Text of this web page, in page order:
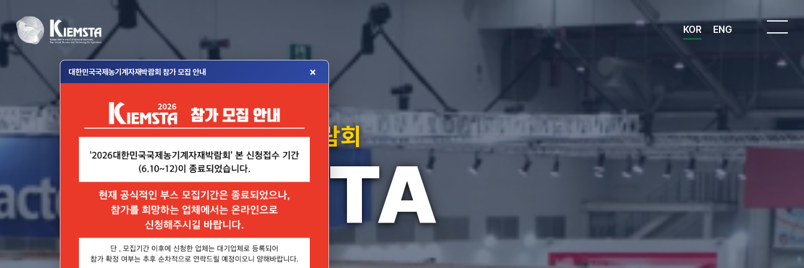
KOR ENG
2026
대한민국국제농기계자재박람회
KIEMSTA
2026. 11. 4(수) ~ 11.
대한민국국제농기계자재박람회 참가 모집 안내 ×